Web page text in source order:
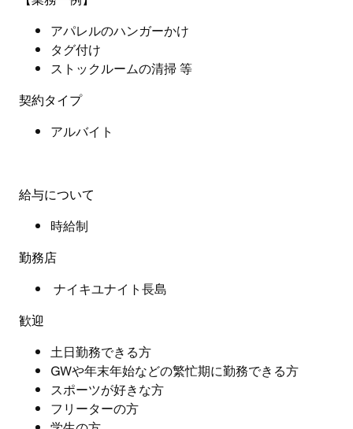
アパレルのハンガーかけ
タグ付け
ストックルームの清掃 等
契約タイプ
アルバイト
給与について
時給制
勤務店
ナイキユナイト長島
歓迎
土日勤務できる方
GWや年末年始などの繁忙期に勤務できる方
スポーツが好きな方
フリーターの方